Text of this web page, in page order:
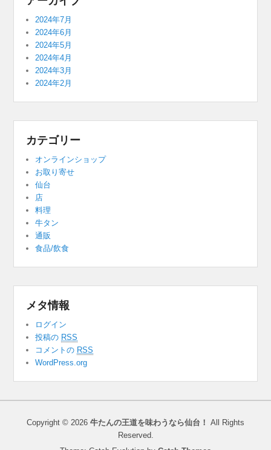
2024年7月
2024年6月
2024年5月
2024年4月
2024年3月
2024年2月
カテゴリー
オンラインショップ
お取り寄せ
仙台
店
料理
牛タン
通販
食品/飲食
メタ情報
ログイン
投稿の RSS
コメントの RSS
WordPress.org
Copyright © 2026 牛たんの王道を味わうなら仙台！ All Rights
Reserved.